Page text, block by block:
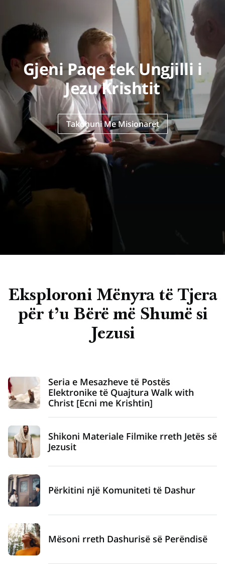
Gjeni Paqe tek Ungjilli i
Jezu Krishtit
Takohuni Me Misionarët
Eksploroni Mënyra të Tjera
për t’u Bërë më Shumë si
Jezusi
Seria e Mesazheve të Postës
Elektronike të Quajtura Walk with
Christ [Ecni me Krishtin]
Shikoni Materiale Filmike rreth Jetës së
Jezusit
Përkitini një Komuniteti të Dashur
Mësoni rreth Dashurisë së Perëndisë